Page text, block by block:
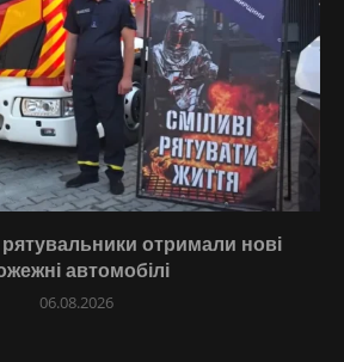
отримали нові
автомобілі
06.08.2026